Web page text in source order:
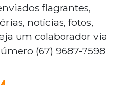
flagrantes,
notícias, fotos,
um colaborador via
(67) 9687-7598.